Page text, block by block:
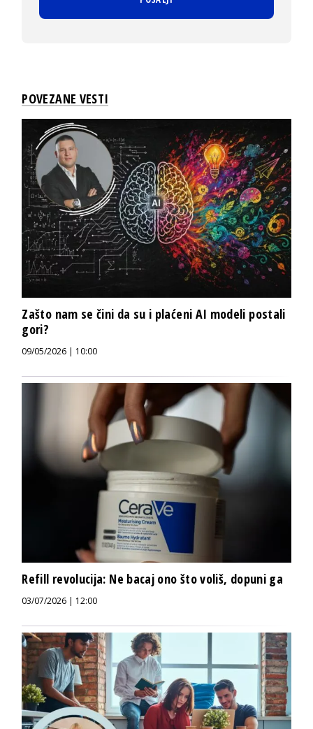
POVEZANE VESTI
Zašto nam se čini da su i plaćeni AI modeli postali
gori?
09/05/2026 | 10:00
Refill revolucija: Ne bacaj ono što voliš, dopuni ga
03/07/2026 | 12:00